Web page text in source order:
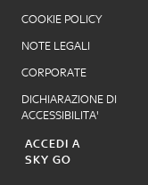
COOKIE POLICY
NOTE LEGALI
CORPORATE
DICHIARAZIONE DI
ACCESSIBILITA'
ACCEDI A
SKY GO